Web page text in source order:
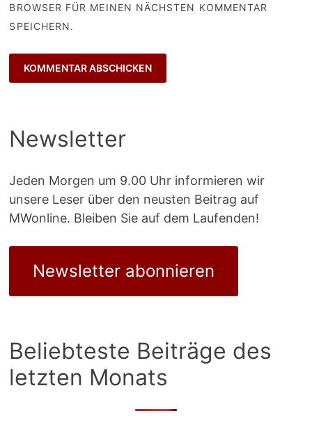
BROWSER FÜR MEINEN NÄCHSTEN KOMMENTAR
SPEICHERN.
Newsletter
Jeden Morgen um 9.00 Uhr informieren wir
unsere Leser über den neusten Beitrag auf
MWonline. Bleiben Sie auf dem Laufenden!
Newsletter abonnieren
Beliebteste Beiträge des
letzten Monats